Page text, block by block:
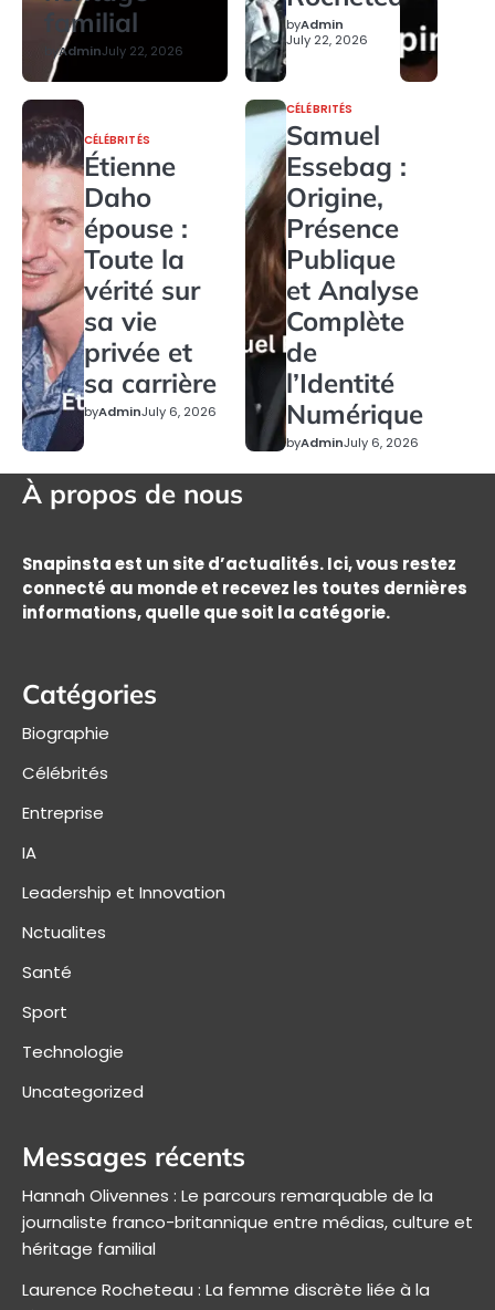
familial
byAdminJuly 22, 2026
byAdmin
July 22, 2026
CÉLÉBRITÉS
Étienne
Daho
épouse :
Toute la
vérité sur
sa vie
privée et
sa carrière
byAdminJuly 6, 2026
CÉLÉBRITÉS
Samuel
Essebag :
Origine,
Présence
Publique
et Analyse
Complète
de
l’Identité
Numérique
byAdminJuly 6, 2026
À propos de nous
Snapinsta est un site d’actualités. Ici, vous restez
connecté au monde et recevez les toutes dernières
informations, quelle que soit la catégorie.
Catégories
Biographie
Célébrités
Entreprise
IA
Leadership et Innovation
Nctualites
Santé
Sport
Technologie
Uncategorized
Messages récents
Hannah Olivennes : Le parcours remarquable de la
journaliste franco-britannique entre médias, culture et
héritage familial
Laurence Rocheteau : La femme discrète liée à la